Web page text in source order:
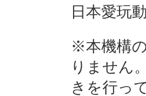
日本愛玩
※本機構
りません
きを行っ